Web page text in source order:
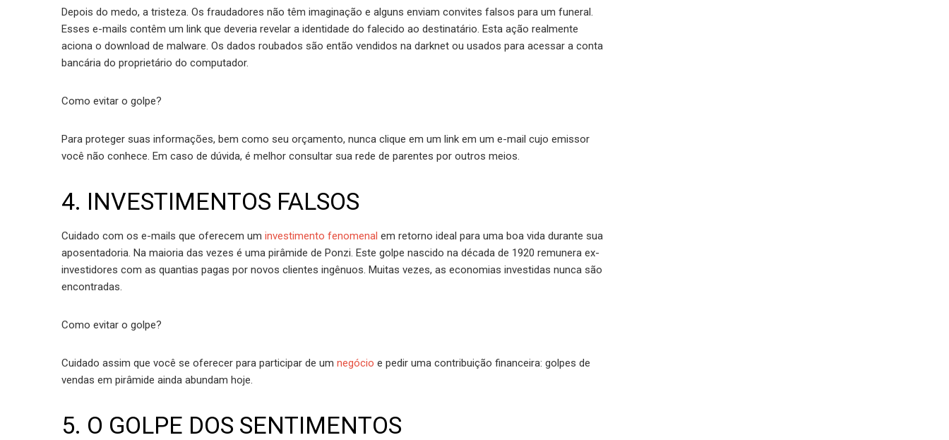
Depois do medo, a tristeza. Os fraudadores não têm imaginação e alguns enviam convites falsos para um funeral.
Esses e-mails contêm um link que deveria revelar a identidade do falecido ao destinatário. Esta ação realmente
aciona o download de malware. Os dados roubados são então vendidos na darknet ou usados para acessar a conta
bancária do proprietário do computador.
Como evitar o golpe?
Para proteger suas informações, bem como seu orçamento, nunca clique em um link em um e-mail cujo emissor
você não conhece. Em caso de dúvida, é melhor consultar sua rede de parentes por outros meios.
4. INVESTIMENTOS FALSOS
Cuidado com os e-mails que oferecem um investimento fenomenal em retorno ideal para uma boa vida durante sua
aposentadoria. Na maioria das vezes é uma pirâmide de Ponzi. Este golpe nascido na década de 1920 remunera ex-
investidores com as quantias pagas por novos clientes ingênuos. Muitas vezes, as economias investidas nunca são
encontradas.
Como evitar o golpe?
Cuidado assim que você se oferecer para participar de um negócio e pedir uma contribuição financeira: golpes de
vendas em pirâmide ainda abundam hoje.
5. O GOLPE DOS SENTIMENTOS